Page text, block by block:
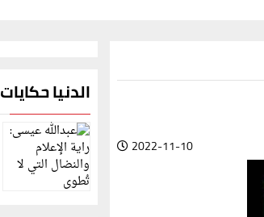
2022-11-10
الدنيا حكايات